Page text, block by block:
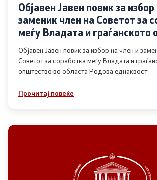
Отворени денови за иницијативи на
организации
Финансиска поддршка
Објавен Јавен повик за
заменик член на Советот за
меѓу Владата и граѓанското
во областа Родова еднаквост
Објавен Јавен повик за избор на член и
Советот за соработка меѓу Владата и
општество во областа Родова еднаквост
Прочитај повеќе